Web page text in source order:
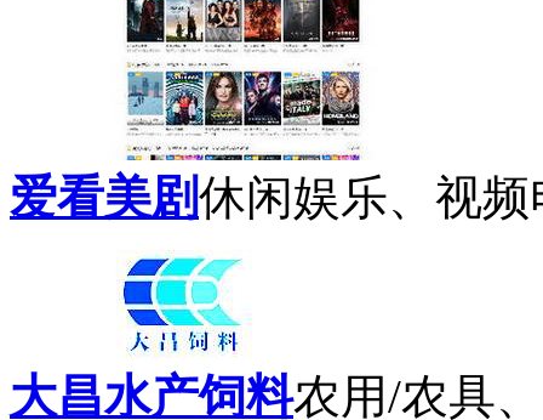
爱看美剧休闲娱乐、视频
大昌水产饲料农用/农具